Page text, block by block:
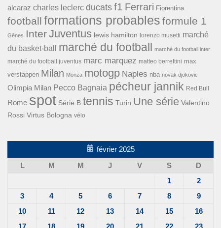
alcaraz charles leclerc ducats f1 Ferrari Fiorentina
football formations probables formule 1
Gênes InterJuventus lewis hamilton lorenzo musetti marché
du basket-ball
marché du football marché du football inter
marché du football juventus marc marquez matteo berrettini max
verstappen Milan Monza motogp Naples nba novak djokovic
Olimpia Milan Pecco Bagnaia pécheur jannik Red Bull
Rome spot Série B tennis Turin Une série Valentino
Rossi Virtus Bologna vélo
février 2025
L
M M J V S
D
1
2
3
4 5 6 7 8
9
10
11 12 13 14 15
16
17
18 19 20 21 22 23